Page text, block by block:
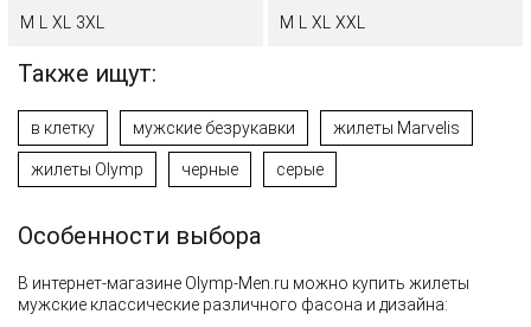
M L XL 3XL M L XL XXL
Также ищут:
в клетку мужские безрукавки жилеты Marvelis
жилеты Olymp черные серые
Особенности выбора
В интернет-магазине Olymp-Men.ru можно купить жилеты
мужские классические различного фасона и дизайна: